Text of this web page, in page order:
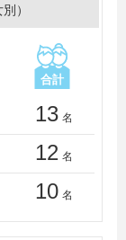
本工学院専
電子専門学
）
13 名
12 名
10 名